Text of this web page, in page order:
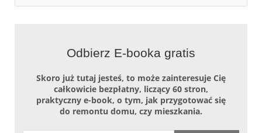
Odbierz E-booka gratis
Skoro już tutaj jesteś, to może zainteresuje Cię
całkowicie bezpłatny, liczący 60 stron,
praktyczny e-book, o tym, jak przygotować się
do remontu domu, czy mieszkania.